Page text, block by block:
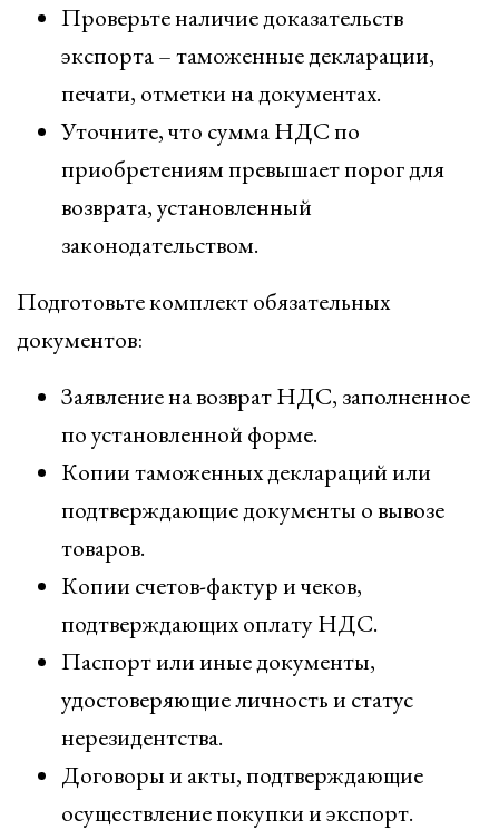
Проверьте наличие доказательств
экспорта – таможенные декларации,
печати, отметки на документах.
Уточните, что сумма НДС по
приобретениям превышает порог для
возврата, установленный
законодательством.
Подготовьте комплект обязательных
документов:
Заявление на возврат НДС, заполненное
по установленной форме.
Копии таможенных деклараций или
подтверждающие документы о вывозе
товаров.
Копии счетов-фактур и чеков,
подтверждающих оплату НДС.
Паспорт или иные документы,
удостоверяющие личность и статус
нерезидентства.
Договоры и акты, подтверждающие
осуществление покупки и экспорт.